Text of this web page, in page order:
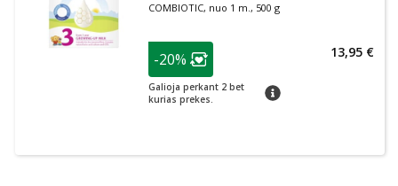
COMBIOTIC, nuo 1 m., 500 g
patarimas
Lojalumo klubo narių nuolaida
-20%
Galioja perkant 2 bet
kurias prekes.
patarimas
13,95 €